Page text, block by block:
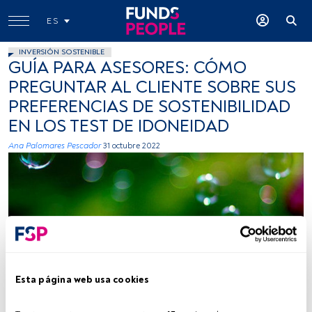
Esta página web usa cookies
ES
INVERSIÓN SOSTENIBLE
GUÍA PARA ASESORES: CÓMO
PREGUNTAR AL CLIENTE SOBRE SUS
PREFERENCIAS DE SOSTENIBILIDAD
EN LOS TEST DE IDONEIDAD
Ana Palomares Pescador 31 octubre 2022